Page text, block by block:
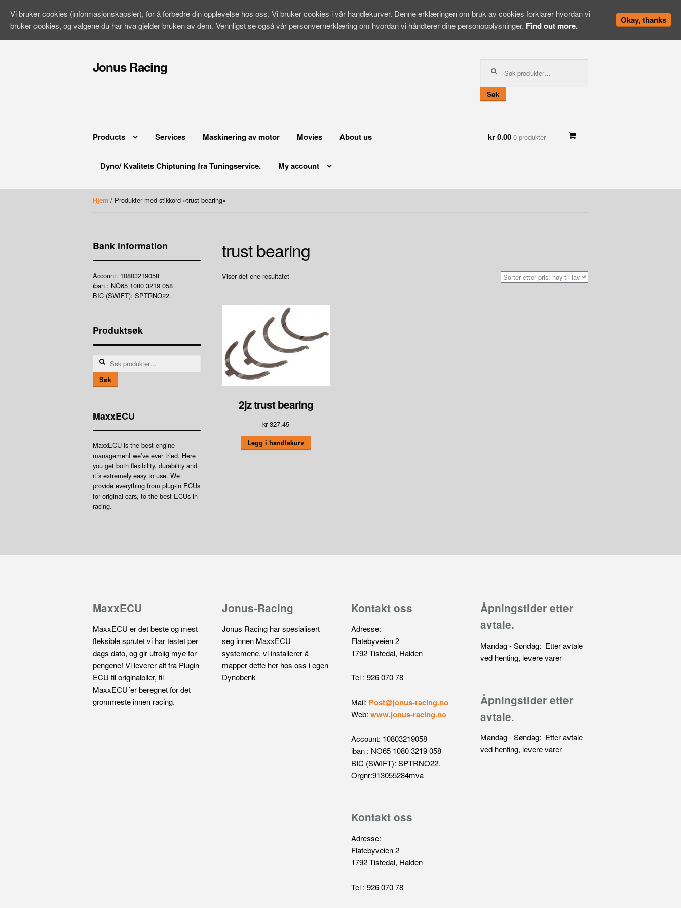
Jonus Racing
etter:
Søk
Products Services Maskinering av motor Movies About us
Dyno/ Kvalitets Chiptuning fra Tuningservice. My account
kr 0.000 produkter
Hjem / Produkter med stikkord «trust bearing»
trust bearing
Viser det ene resultatet
2jz trust bearing
kr327.45
Legg i handlekurv
Bank information
Account: 10803219058
iban : NO65 1080 3219 058
BIC (SWIFT): SPTRNO22.
Produktsøk
Søk
Søk
MaxxECU
MaxxECU is the best engine
management we’ve ever tried. Here
you get both flexibility, durability and
it´s extremely easy to use. We
provide everything from plug-in ECUs
for original cars, to the best ECUs in
racing.
MaxxECU
MaxxECU er det beste og mest
fleksible sprutet vi har testet per
dags dato, og gir utrolig mye for
pengene! Vi leverer alt fra Plugin
ECU til originalbiler, til
MaxxECU´er beregnet for det
grommeste innen racing.
Jonus-Racing
Jonus Racing har spesialisert
seg innen MaxxECU
systemene, vi installerer å
mapper dette her hos oss i egen
Dynobenk
Kontakt oss
Adresse:
Flatebyveien 2
1792 Tistedal, Halden
Tel : 926 070 78
Mail: Post@jonus-racing.no
Web:www.jonus-racing.no
Account: 10803219058
iban : NO65 1080 3219 058
BIC (SWIFT): SPTRNO22.
Orgnr:913055284mva
Kontakt oss
Adresse:
Flatebyveien 2
1792 Tistedal, Halden
Tel : 926 070 78
Åpningstider etter
avtale.
Mandag - Søndag: Etter avtale
ved henting, levere varer
Åpningstider etter
avtale.
Mandag - Søndag: Etter avtale
ved henting, levere varer
Vi bruker cookies (informasjonskapsler), for å forbedre din opplevelse hos oss. Vi bruker cookies i vår handlekurver. Denne erklæringen om bruk av cookies forklarer hvordan vi
bruker cookies, og valgene du har hva gjelder bruken av dem. Vennligst se også vår personvernerklæring om hvordan vi håndterer dine personopplysninger. Find out more.
Okay, thanks